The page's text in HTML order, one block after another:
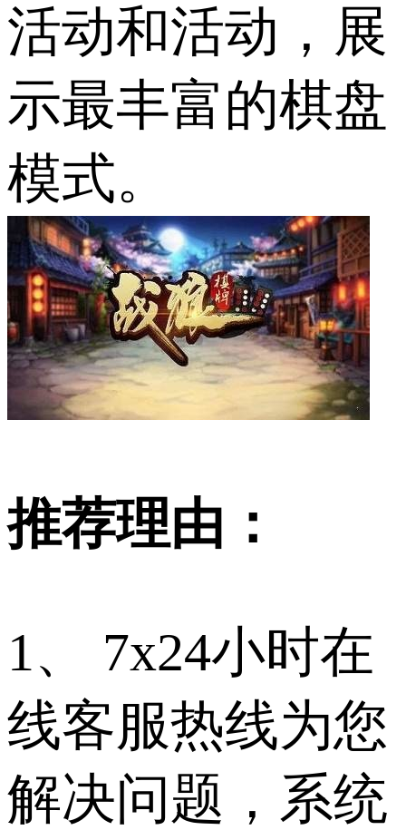
活动和活动，展
示最丰富的棋盘
模式。
推荐理由：
1、 7x24小时在
线客服热线为您
解决问题，系统